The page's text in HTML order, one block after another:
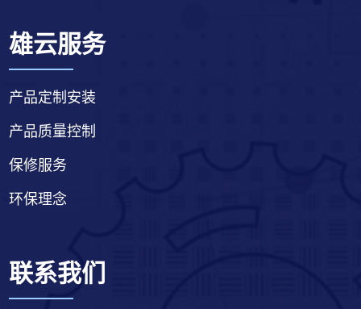
雄云服务
产品定制安装
产品质量控制
保修服务
环保理念
联系我们